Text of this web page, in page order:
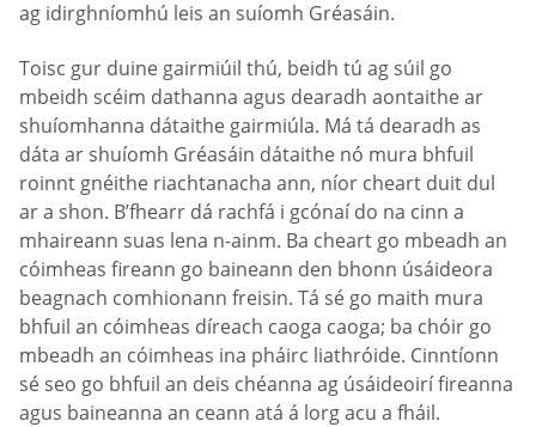
ag idirghníomhú leis an suíomh Gréasáin.
Toisc gur duine gairmiúil thú, beidh tú ag súil go
mbeidh scéim dathanna agus dearadh aontaithe ar
shuíomhanna dátaithe gairmiúla. Má tá dearadh as
dáta ar shuíomh Gréasáin dátaithe nó mura bhfuil
roinnt gnéithe riachtanacha ann, níor cheart duit dul
ar a shon. B’fhearr dá rachfá i gcónaí do na cinn a
mhaireann suas lena n-ainm. Ba cheart go mbeadh an
cóimheas fireann go baineann den bhonn úsáideora
beagnach comhionann freisin. Tá sé go maith mura
bhfuil an cóimheas díreach caoga caoga; ba chóir go
mbeadh an cóimheas ina pháirc liathróide. Cinntíonn
sé seo go bhfuil an deis chéanna ag úsáideoirí fireanna
agus baineanna an ceann atá á lorg acu a fháil.